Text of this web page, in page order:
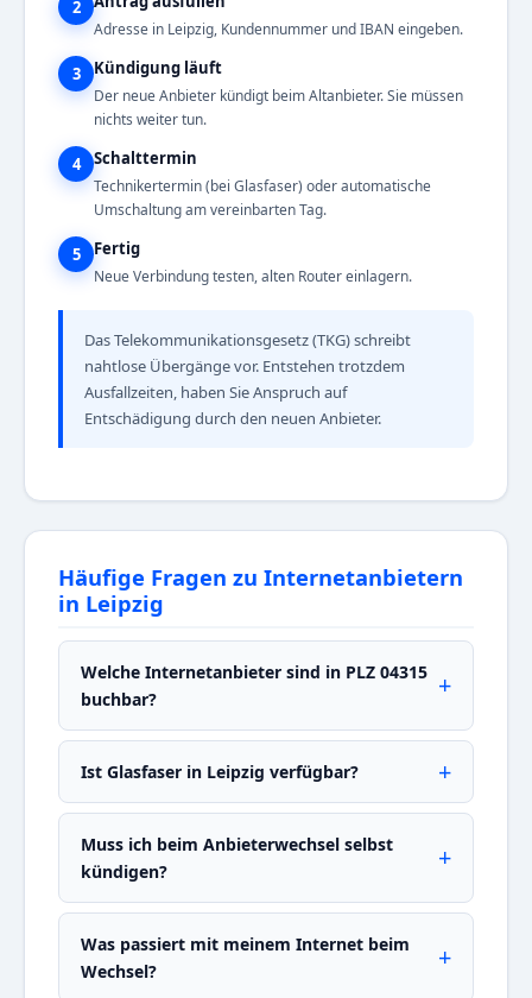
2
Adresse in Leipzig, Kundennummer und IBAN eingeben.
3 Kündigung läuft
Der neue Anbieter kündigt beim Altanbieter. Sie müssen
nichts weiter tun.
4 Schalttermin
Technikertermin (bei Glasfaser) oder automatische
Umschaltung am vereinbarten Tag.
5 Fertig
Neue Verbindung testen, alten Router einlagern.
Das Telekommunikationsgesetz (TKG) schreibt
nahtlose Übergänge vor. Entstehen trotzdem
Ausfallzeiten, haben Sie Anspruch auf
Entschädigung durch den neuen Anbieter.
Häufige Fragen zu Internetanbietern
in Leipzig
Welche Internetanbieter sind in PLZ 04315
buchbar?
Ist Glasfaser in Leipzig verfügbar?
Muss ich beim Anbieterwechsel selbst
kündigen?
Was passiert mit meinem Internet beim
Wechsel?